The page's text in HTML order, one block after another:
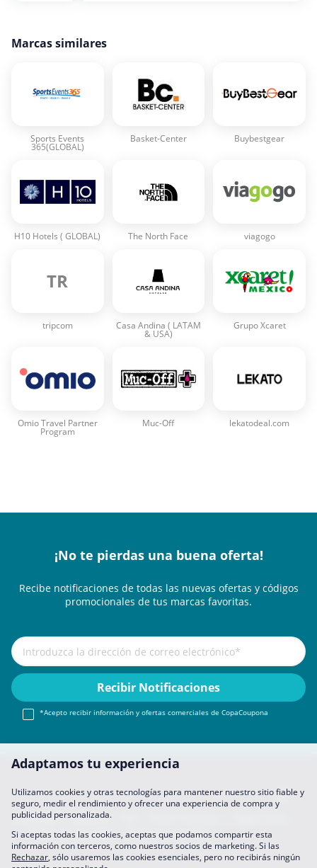
Marcas similares
Sports Events
365(GLOBAL)
Basket-Center Buybestgear
H10 Hotels ( GLOBAL) The North Face viagogo
TR
tripcom Casa Andina ( LATAM
& USA)
Grupo Xcaret
Omio Travel Partner
Program
Muc-Off lekatodeal.com
¡No te pierdas una buena oferta!
Recibe notificaciones de todas las nuevas ofertas y códigos
promocionales de tus marcas favoritas.
*Acepto recibir información y ofertas comerciales de CopaCoupona
Aviso legal About Us
Política de privacidad
Preferencias de datos
Adaptamos tu experiencia
Utilizamos cookies y otras tecnologías para mantener nuestro sitio fiable y
seguro, medir el rendimiento y ofrecer una experiencia de compra y
publicidad personalizada.
Si aceptas todas las cookies, aceptas que podamos compartir esta
información con terceros, como nuestros socios de marketing. Si las
Rechazar, sólo usaremos las cookies esenciales, pero no recibirás ningún